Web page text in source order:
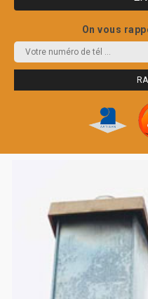
On vous